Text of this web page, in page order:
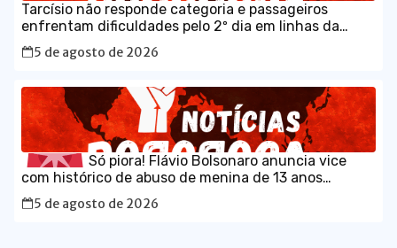
Tarcísio não responde categoria e passageiros
enfrentam dificuldades pelo 2º dia em linhas da
CPTM
5 de agosto de 2026
Só piora! Flávio Bolsonaro anuncia vice
com histórico de abuso de menina de 13 anos
5 de agosto de 2026